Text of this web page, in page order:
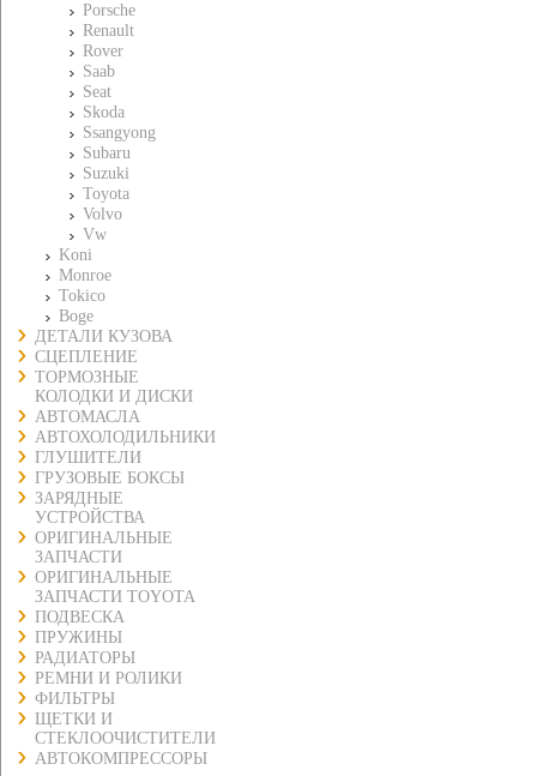
Porsche
Renault
Rover
Saab
Seat
Skoda
Ssangyong
Subaru
Suzuki
Toyota
Volvo
Vw
Koni
Monroe
Tokico
Boge
ДЕТАЛИ КУЗОВА
СЦЕПЛЕНИЕ
ТОРМОЗНЫЕ
КОЛОДКИ И ДИСКИ
АВТОМАСЛА
АВТОХОЛОДИЛЬНИКИ
ГЛУШИТЕЛИ
ГРУЗОВЫЕ БОКСЫ
ЗАРЯДНЫЕ
УСТРОЙСТВА
ОРИГИНАЛЬНЫЕ
ЗАПЧАСТИ
ОРИГИНАЛЬНЫЕ
ЗАПЧАСТИ TOYOTA
ПОДВЕСКА
ПРУЖИНЫ
РАДИАТОРЫ
РЕМНИ И РОЛИКИ
ФИЛЬТРЫ
ЩЕТКИ И
СТЕКЛООЧИСТИТЕЛИ
АВТОКОМПРЕССОРЫ